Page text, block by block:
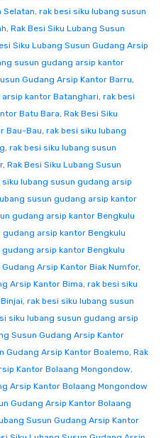
Selatan, rak besi siku lubang susun
, Rak Besi Siku Lubang Susun
Siku Lubang Susun Gudang Arsip
susun gudang arsip kantor
Gudang Arsip Kantor Barru,
kantor Batanghari, rak besi
Batu Bara, Rak Besi Siku
Bau-Bau, rak besi siku lubang
, rak besi siku lubang susun
, Rak Besi Siku Lubang Susun
siku lubang susun gudang arsip
susun gudang arsip kantor
gudang arsip kantor Bengkulu
arsip kantor Bengkulu
arsip kantor Bengkulu
Arsip Kantor Biak Numfor,
Arsip Kantor Bima, rak besi siku
, rak besi siku lubang susun
siku lubang susun gudang arsip
Susun Gudang Arsip Kantor
Gudang Arsip Kantor Boalemo, Rak
Kantor Bolaang Mongondow,
Arsip Kantor Bolaang Mongondow
Gudang Arsip Kantor Bolaang
Susun Gudang Arsip Kantor